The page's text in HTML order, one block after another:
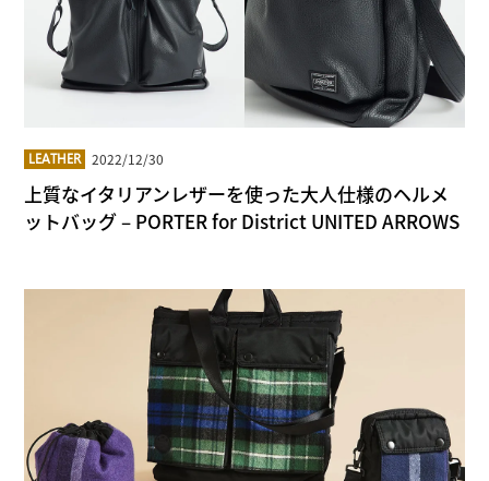
LEATHER 2022/12/30
上質なイタリアンレザーを使った大人仕様のヘルメ
ットバッグ – PORTER for District UNITED ARROWS